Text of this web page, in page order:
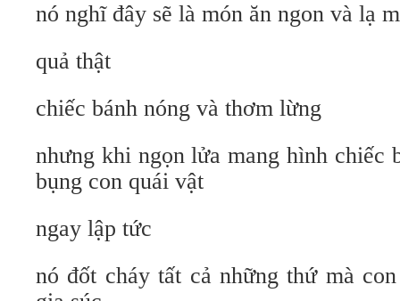
nó nghĩ đây sẽ là món ăn ngon và lạ
quả thật
chiếc bánh nóng và thơm lừng
nhưng khi ngọn lửa mang hình chiếc
bụng con quái vật
ngay lập tức
nó đốt cháy tất cả những thứ mà